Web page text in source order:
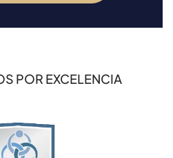
POR EXCELENCIA